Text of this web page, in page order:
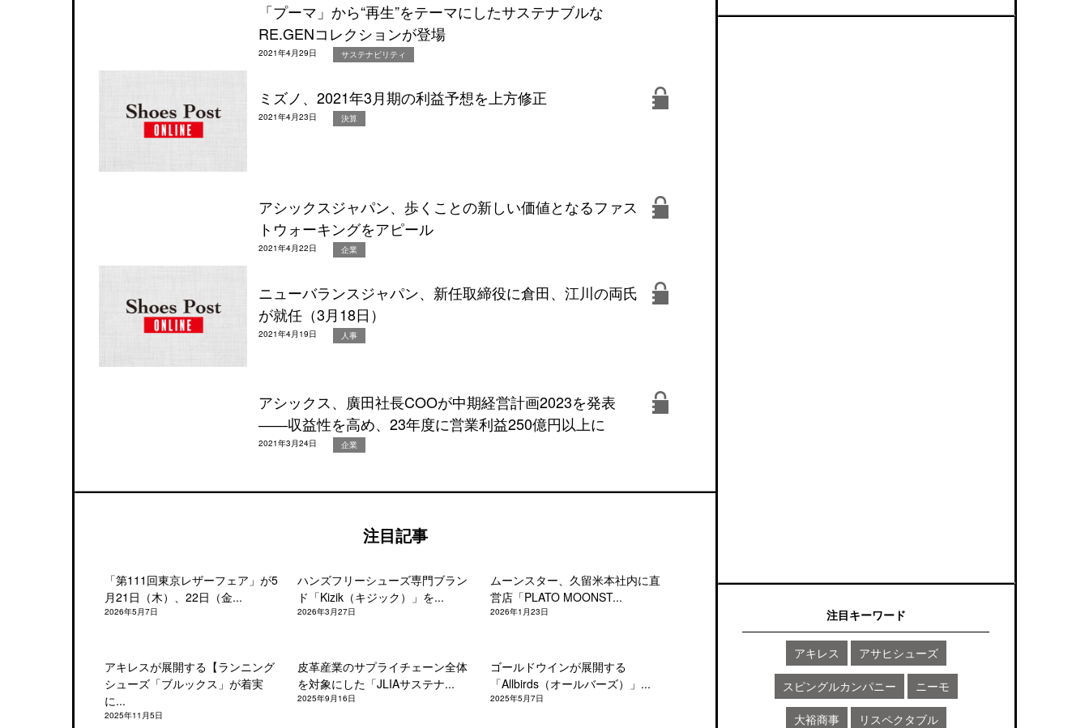
「プーマ」から“再生”をテーマにしたサステナブルな
RE.GENコレクションが登場
2021年4月29日 サステナビリティ
ミズノ、2021年3月期の利益予想を上方修正
2021年4月23日 決算
アシックスジャパン、歩くことの新しい価値となるファス
トウォーキングをアピール
2021年4月22日 企業
ニューバランスジャパン、新任取締役に倉田、江川の両氏
が就任（3月18日）
2021年4月19日 人事
アシックス、廣田社長COOが中期経営計画2023を発表
――収益性を高め、23年度に営業利益250億円以上に
2021年3月24日 企業
注目記事
「第111回東京レザーフェア」が5
月21日（木）、22日（金...
2026年5月7日
ハンズフリーシューズ専門ブラン
ド「Kizik（キジック）」を...
2026年3月27日
ムーンスター、久留米本社内に直
営店「PLATO MOONST...
2026年1月23日
アキレスが展開する【ランニング
シューズ「ブルックス」が着実
に...
2025年11月5日
皮革産業のサプライチェーン全体
を対象にした「JLIAサステナ...
2025年9月16日
ゴールドウインが展開する
「Allbirds（オールバーズ）」...
2025年5月7日
注目キーワード
アキレス アサヒシューズ
スピングルカンパニー ニーモ
大裕商事 リスペクタブル